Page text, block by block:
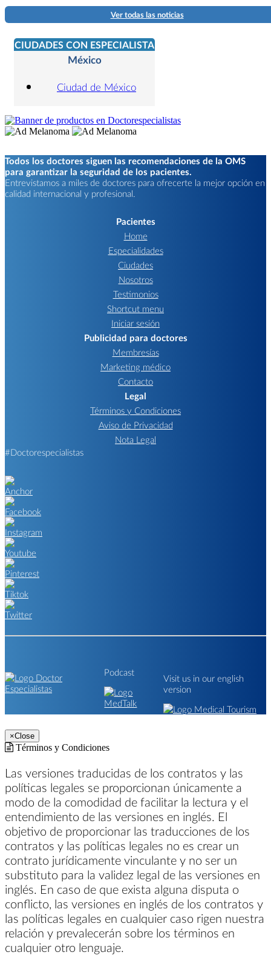
Ver todas las noticias
CIUDADES CON ESPECIALISTA
México
Ciudad de México
Todos los doctores siguen las recomendaciones de la OMS
para garantizar la seguridad de los pacientes.
Entrevistamos a miles de doctores para ofrecerte la mejor opción en
calidad internacional y profesional.
Pacientes
Home
Especialidades
Ciudades
Nosotros
Testimonios
Shortcut menu
Iniciar sesión
Publicidad para doctores
Membresías
Marketing médico
Contacto
Legal
Términos y Condiciones
Aviso de Privacidad
Nota Legal
#Doctorespecialistas
Podcast
Visit us in our english
version
×Close
Términos y Condiciones
Las versiones traducidas de los contratos y las
políticas legales se proporcionan únicamente a
modo de la comodidad de facilitar la lectura y el
entendimiento de las versiones en inglés. El
objetivo de proporcionar las traducciones de los
contratos y las políticas legales no es crear un
contrato jurídicamente vinculante y no ser un
substituto para la validez legal de las versiones en
inglés. En caso de que exista alguna disputa o
conflicto, las versiones en inglés de los contratos y
las políticas legales en cualquier caso rigen nuestra
relación y prevalecerán sobre los términos en
cualquier otro lenguaje.